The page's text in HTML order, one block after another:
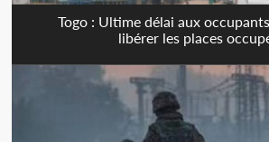
Togo : Ultime délai aux
libérer les places